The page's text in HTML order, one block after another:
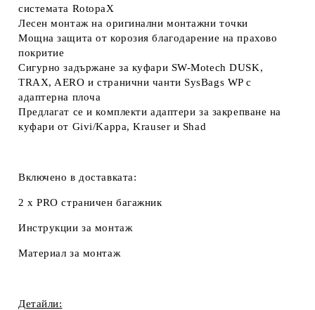
системата RotopaX
Лесен монтаж на оригинални монтажни точки
Мощна защита от корозия благодарение на прахово
покритие
Сигурно задържане за куфари SW-Motech DUSK,
TRAX, AERO и странични чанти SysBags WP с
адаптерна плоча
Предлагат се и комплекти адаптери за закрепване на
куфари от Givi/Kappa, Krauser и Shad
Включено в доставката:
2 x PRO страничен багажник
Инструкции за монтаж
Материал за монтаж
Детайли: